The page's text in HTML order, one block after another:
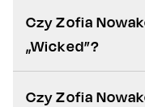
Czy Zofia
„Wicked”?
Czy Zofia